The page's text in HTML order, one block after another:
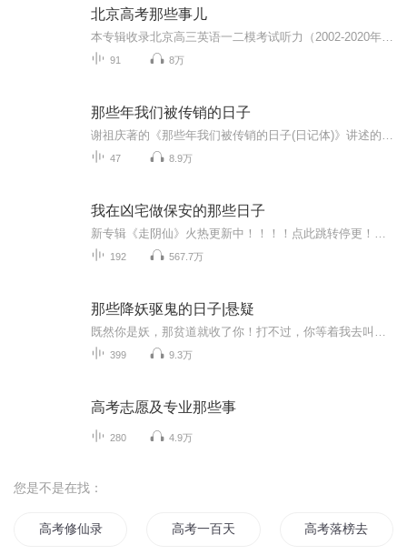
北京高考那些事儿
91 8万
那些年我们被传销的日子
47 8.9万
我在凶宅做保安的那些日子
192 567.7万
那些降妖驱鬼的日子|悬疑
399 9.3万
高考志愿及专业那些事
280 4.9万
您是不是在找：
高考修仙录 高考一百天 高考落榜去修仙